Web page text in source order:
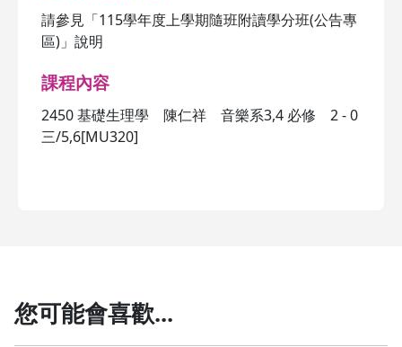
請參見「115學年度上學期隨班附讀學分班(公告專
區)」說明
課程內容
2450 基礎生理學 陳仁祥 音樂系3,4 必修 2 - 0
三/5,6[MU320]
您可能會喜歡...